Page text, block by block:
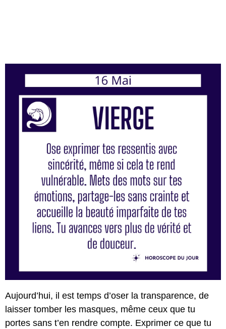
Aujourd’hui, il est temps d’oser la transparence, de
laisser tomber les masques, même ceux que tu
portes sans t’en rendre compte. Exprimer ce que tu